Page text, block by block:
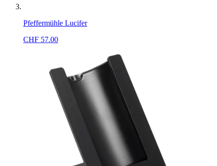
Pfeffermühle Lucifer
CHF 57.00